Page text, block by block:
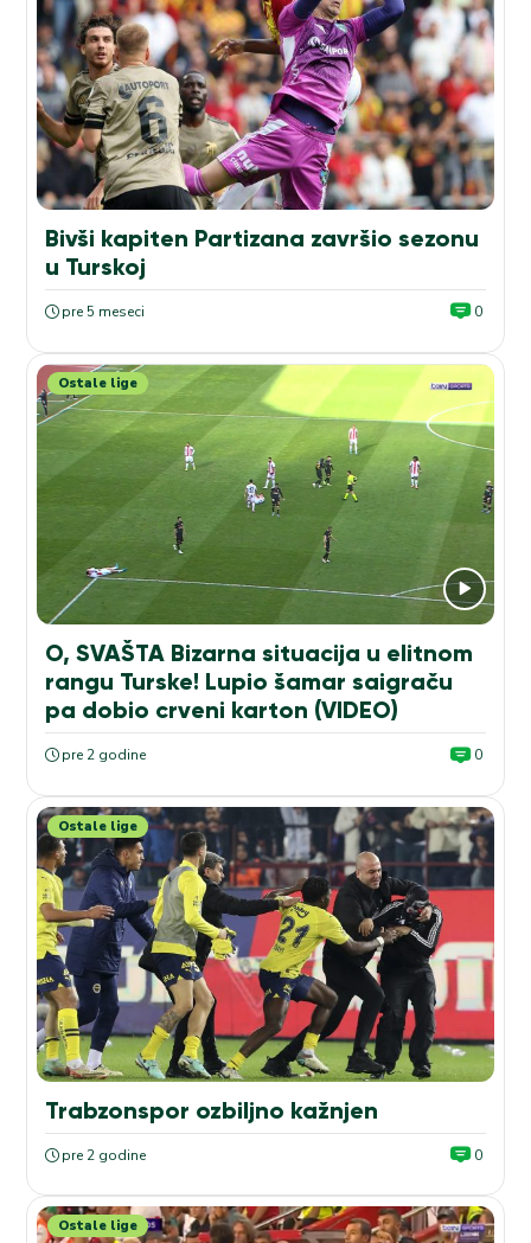
Bivši kapiten Partizana završio sezonu
u Turskoj
pre 5 meseci 0
Ostale lige
O, SVAŠTA Bizarna situacija u elitnom
rangu Turske! Lupio šamar saigraču
pa dobio crveni karton (VIDEO)
pre 2 godine 0
Ostale lige
Trabzonspor ozbiljno kažnjen
pre 2 godine 0
Ostale lige